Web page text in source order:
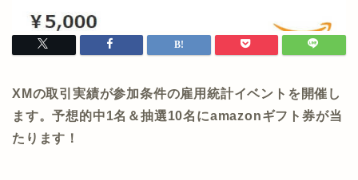
XMの取引実績が参加条件の雇用統計イベントを開催し
ます。予想的中1名＆抽選10名にamazonギフト券が当
たります！